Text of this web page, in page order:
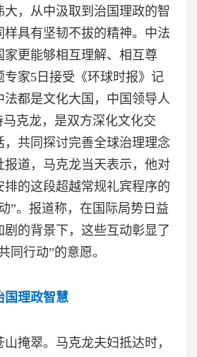
大，从中汲取到治国理政的智
样具有坚韧不拔的精神。中法
家更能够相互理解、相互尊
专家5日接受《环球时报》记
法都是文化大国，中国领导人
马克龙，是双方深化文化交
，共同探讨完善全球治理理念
报道，马克龙当天表示，他对
排的这段超越常规礼宾程序的
”。报道称，在国际局势日益
剧的背景下，这些互动彰显了
同行动”的意愿。
国理政智慧
掩翠。马克龙夫妇抵达时，